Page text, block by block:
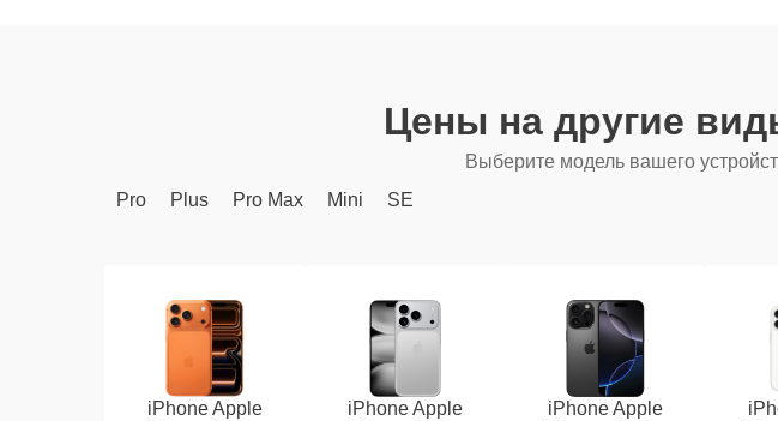
Цены на другие
Выберите модель вашего
Pro
Plus Pro Max Mini SE
iPhone Apple
iPhone Apple
iPhone Apple